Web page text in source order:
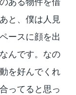
と、僕は人見
ースに顔を出
んです。なの
を好んでくれ
ってると思っ